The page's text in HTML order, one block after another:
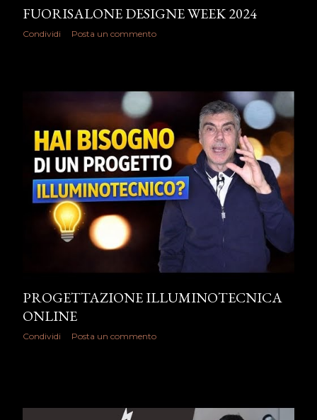
FUORISALONE DESIGNE WEEK 2024
Condividi Posta un commento
PROGETTAZIONE ILLUMINOTECNICA
ONLINE
Condividi Posta un commento